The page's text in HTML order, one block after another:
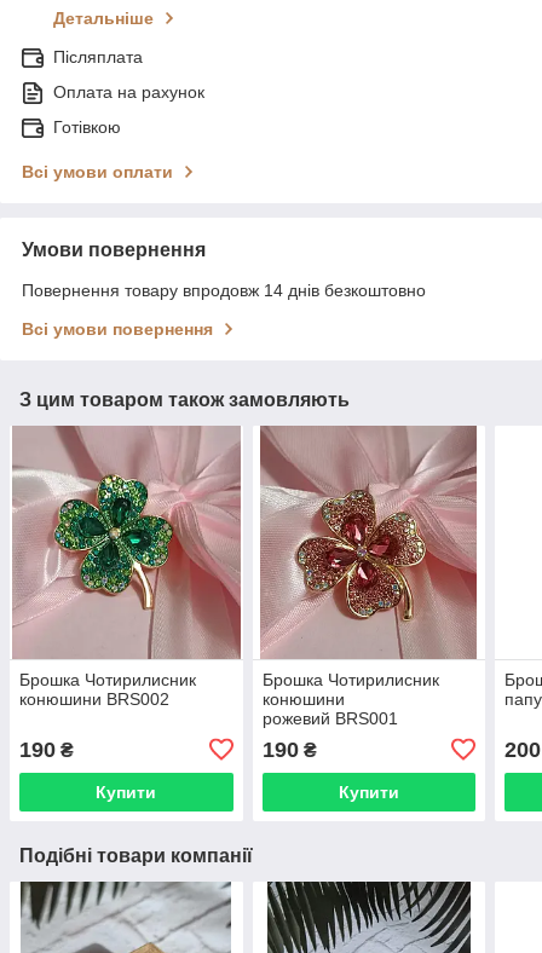
Детальніше
Післяплата
Оплата на рахунок
Готівкою
Всі умови оплати
Умови повернення
Повернення товару впродовж 14 днів безкоштовно
Всі умови повернення
З цим товаром також замовляють
Брошка Чотирилисник
конюшини BRS002
190 ₴
Купити
Брошка Чотирилисник
конюшини
рожевий BRS001
190₴
Купити
200
Подібні товари компанії